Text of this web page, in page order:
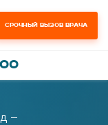
Срочный вызов врача